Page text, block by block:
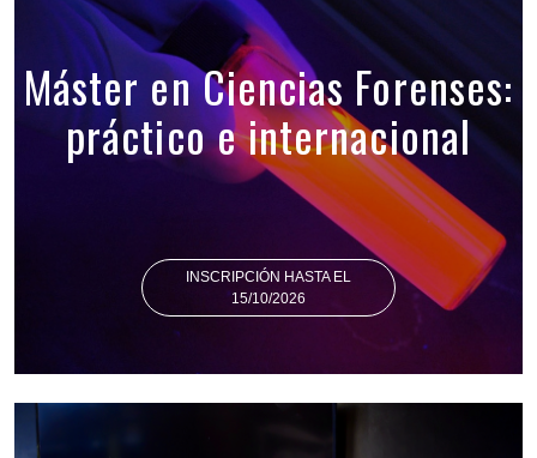
Máster en Ciencias Forenses:
práctico e internacional
INSCRIPCIÓN HASTA EL
15/10/2026